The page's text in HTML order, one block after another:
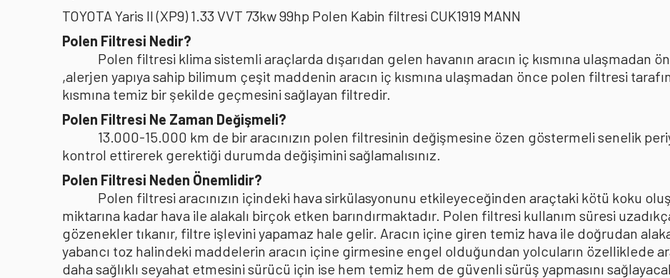
TOYOTA Yaris II (XP9) 1.33 VVT 73kw 99hp Polen Kabin filtresi CUK1919 MANN
Polen Filtresi Nedir?
Polen filtresi klima sistemli araçlarda dışarıdan gelen havanın aracın iç kısmına ulaşmadan
,alerjen yapıya sahip bilimum çeşit maddenin aracın iç kısmına ulaşmadan önce polen filtresi
kısmına temiz bir şekilde geçmesini sağlayan filtredir.
Polen Filtresi Ne Zaman Değişmeli?
13.000-15.000 km de bir aracınızın polen filtresinin değişmesine özen göstermeli senelik
kontrol ettirerek gerektiği durumda değişimini sağlamalısınız.
Polen Filtresi Neden Önemlidir?
Polen filtresi aracınızın içindeki hava sirkülasyonunu etkileyeceğinden araçtaki kötü koku
miktarına kadar hava ile alakalı birçok etken barındırmaktadır. Polen filtresi kullanım süresi
gözenekler tıkanır, filtre işlevini yapamaz hale gelir. Aracın içine giren temiz hava ile doğrudan
yabancı toz halindeki maddelerin aracın içine girmesine engel olduğundan yolcuların özelliklede
daha sağlıklı seyahat etmesini sürücü için ise hem temiz hem de güvenli sürüş yapmasını